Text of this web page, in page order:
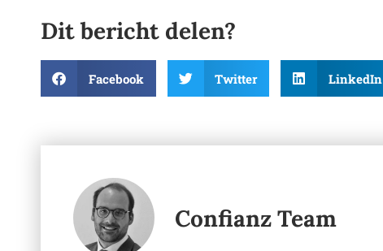
Dit bericht delen?
Facebook Twitter LinkedIn
Confianz Team